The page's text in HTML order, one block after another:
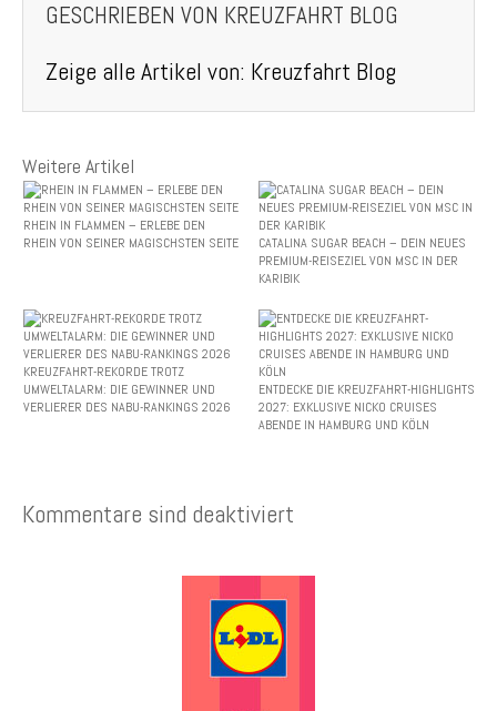
GESCHRIEBEN VON KREUZFAHRT BLOG
Zeige alle Artikel von: Kreuzfahrt Blog
Weitere Artikel
RHEIN IN FLAMMEN – ERLEBE DEN
RHEIN VON SEINER MAGISCHSTEN SEITE
CATALINA SUGAR BEACH – DEIN NEUES
PREMIUM-REISEZIEL VON MSC IN DER
KARIBIK
KREUZFAHRT-REKORDE TROTZ
UMWELTALARM: DIE GEWINNER UND
VERLIERER DES NABU-RANKINGS 2026
ENTDECKE DIE KREUZFAHRT-HIGHLIGHTS
2027: EXKLUSIVE NICKO CRUISES
ABENDE IN HAMBURG UND KÖLN
Kommentare sind deaktiviert